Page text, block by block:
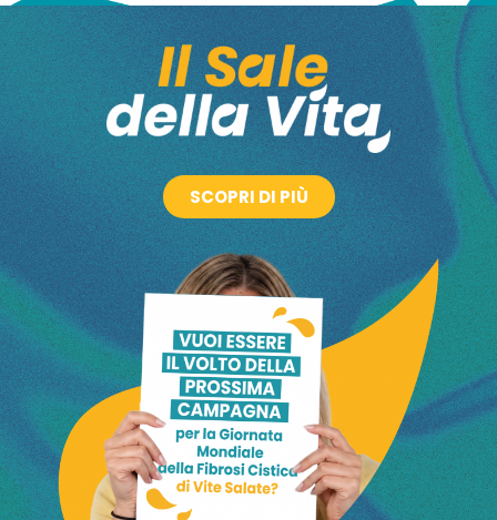
Vite salate è un progetto che nasce grazie
al contributo non condizionante di Chiesi Italia
Il progetto è nato con l’obiettivo di fornire una buona informazione
attraverso consigli pratici su molti aspetti della vita quotidiana, anche
grazie all’aiuto da parte di specialisti della patologia.
SCOPRI DI PIÙ